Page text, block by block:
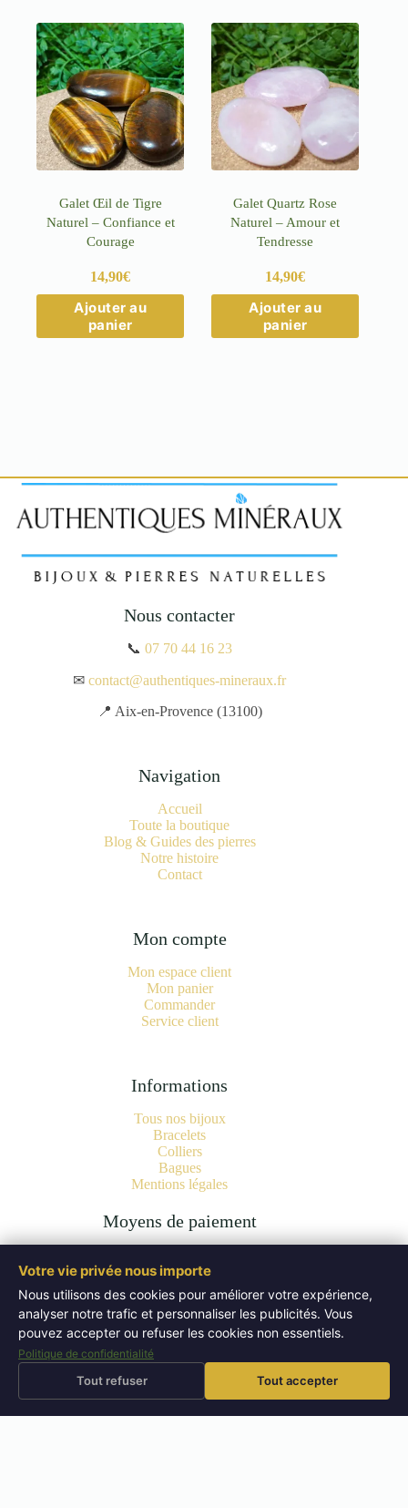
Galet Œil de Tigre
Naturel – Confiance et
Courage
14,90€
Ajouter au
panier
Galet Quartz Rose
Naturel – Amour et
Tendresse
14,90€
Ajouter au
panier
Nous contacter
📞07 70 44 16 23
✉contact@authentiques-mineraux.fr
📍 Aix-en-Provence (13100)
Navigation
Accueil
Toute la boutique
Blog & Guides des pierres
Notre histoire
Contact
Mon compte
Mon espace client
Mon panier
Commander
Service client
Informations
Tous nos bijoux
Bracelets
Colliers
Bagues
Mentions légales
Moyens de paiement
Copyright © 2026 Bijoux Pierres Naturelles | Lithothérapie -
Authentiques Minéraux - WordPress Theme byCreative
Votre vie privée nous importe
Nous utilisons des cookies pour améliorer votre expérience,
analyser notre trafic et personnaliser les publicités. Vous
pouvez accepter ou refuser les cookies non essentiels.
Politique de confidentialité
Tout refuser Tout accepter